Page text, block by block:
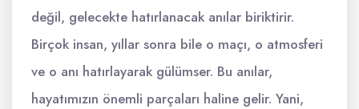
değil, gelecekte hatırlanacak anılar biriktirir.
Birçok insan, yıllar sonra bile o maçı, o atmosferi
ve o anı hatırlayarak gülümser. Bu anılar,
hayatımızın önemli parçaları haline gelir. Yani,